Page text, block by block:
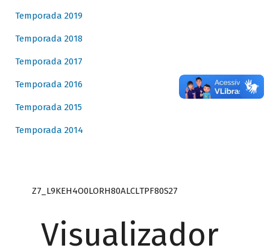
Temporada 2019
Temporada 2018
Temporada 2017
Temporada 2016
Temporada 2015
Temporada 2014
Z7_L9KEH4O0LORH80ALCLTPF80S27
Visualizador